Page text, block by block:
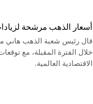
أسعار الذهب مرشحة
قال رئيس شعبة الذهب هاني
خلال الفترة المقبلة، مع
الاقتصادية العالمية.